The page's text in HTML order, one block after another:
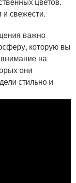
и свежести.
важно
которую вы
внимание на
они
стильно и